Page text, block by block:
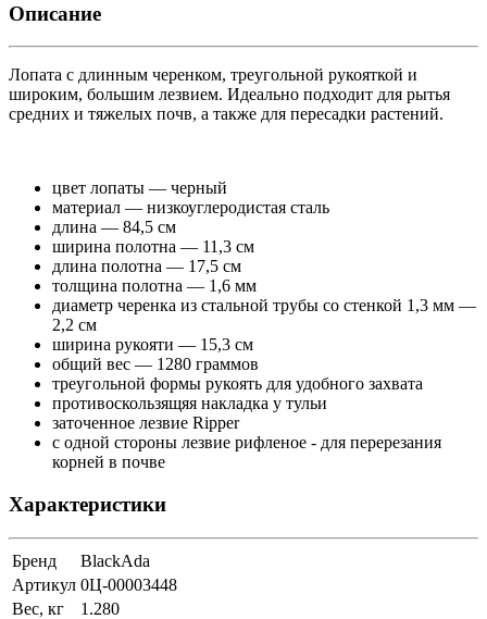
Описание
Лопата с длинным черенком, треугольной рукояткой и
широким, большим лезвием. Идеально подходит для рытья
средних и тяжелых почв, а также для пересадки растений.
цвет лопаты — черный
материал — низкоуглеродистая сталь
длина — 84,5 см
ширина полотна — 11,3 см
длина полотна — 17,5 см
толщина полотна — 1,6 мм
диаметр черенка из стальной трубы со стенкой 1,3 мм —
2,2 см
ширина рукояти — 15,3 см
общий вес — 1280 граммов
треугольной формы рукоять для удобного захвата
противоскользящяя накладка у тульи
заточенное лезвие Ripper
с одной стороны лезвие рифленое - для перерезания
корней в почве
Характеристики
Бренд
BlackAda
Артикул 0Ц-00003448
Вес, кг
1.280